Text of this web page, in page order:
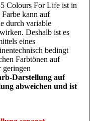
Colours For Life ist in
kann auf
durch variable
Deshalb ist es
eines
bedingt
Farbtönen auf
geringen
Darstellung auf
abweichen und ist